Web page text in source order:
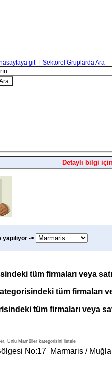
git| Sektörel Gruplarda Ara
Detaylı bilgi
->
tüm firmaları veya
tüm firmaları
tüm firmaları veya
Unlu Mamüller kategorisini listele
No:17 Marmaris / Muğla